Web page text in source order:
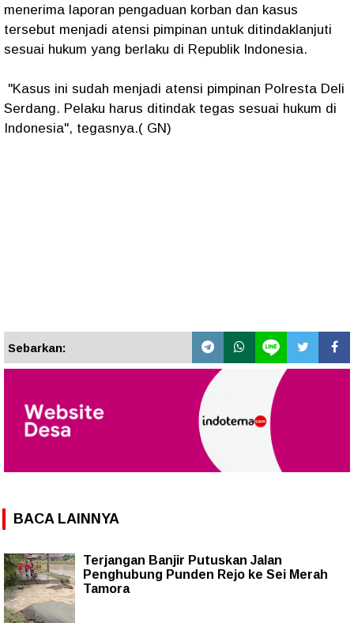
menerima laporan pengaduan korban dan kasus
tersebut menjadi atensi pimpinan untuk ditindaklanjuti
sesuai hukum yang berlaku di Republik Indonesia.
"Kasus ini sudah menjadi atensi pimpinan Polresta Deli
Serdang. Pelaku harus ditindak tegas sesuai hukum di
Indonesia", tegasnya.( GN)
Sebarkan:
BACA LAINNYA
Terjangan Banjir Putuskan Jalan
Penghubung Punden Rejo ke Sei Merah
Tamora